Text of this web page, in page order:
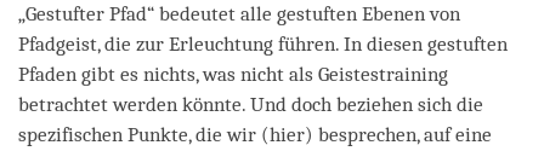
„Gestufter Pfad“ bedeutet alle gestuften Ebenen von
Pfadgeist, die zur Erleuchtung führen. In diesen gestuften
Pfaden gibt es nichts, was nicht als Geistestraining
betrachtet werden könnte. Und doch beziehen sich die
spezifischen Punkte, die wir (hier) besprechen, auf eine